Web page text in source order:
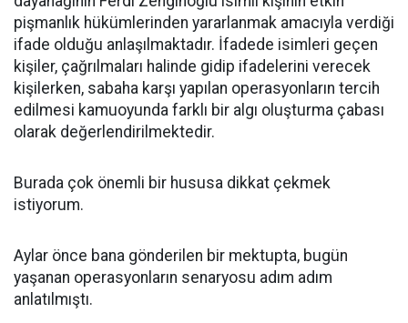
pişmanlık hükümlerinden yararlanmak amacıyla verdiği
ifade olduğu anlaşılmaktadır. İfadede isimleri geçen
kişiler, çağrılmaları halinde gidip ifadelerini verecek
kişilerken, sabaha karşı yapılan operasyonların tercih
edilmesi kamuoyunda farklı bir algı oluşturma çabası
olarak değerlendirilmektedir.
Burada çok önemli bir hususa dikkat çekmek
istiyorum.
Aylar önce bana gönderilen bir mektupta, bugün
yaşanan operasyonların senaryosu adım adım
anlatılmıştı.